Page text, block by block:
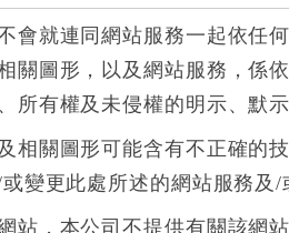
會就連同網站服務一起依任
關圖形，以及網站服務，係
所有權及未侵權的明示、默
相關圖形可能含有不正確的
變更此處所述的網站服務及/
站，本公司不提供有關該網